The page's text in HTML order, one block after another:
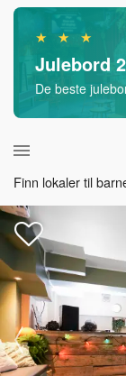
★ ★ ★
Julebord
De beste
Finn lokaler til